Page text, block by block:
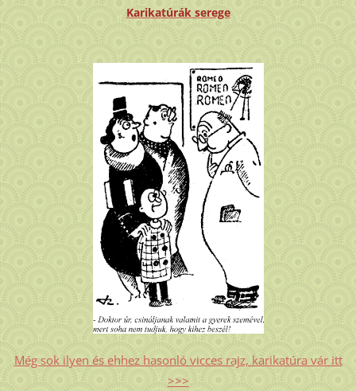
Karikatúrák serege
Még sok ilyen és ehhez hasonló vicces rajz, karikatúra vár itt
>>>